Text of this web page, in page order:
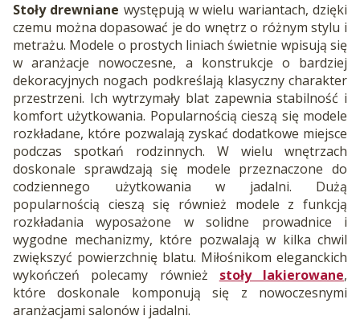
Stoły drewniane występują w wielu wariantach, dzięki
czemu można dopasować je do wnętrz o różnym stylu i
metrażu. Modele o prostych liniach świetnie wpisują się
w aranżacje nowoczesne, a konstrukcje o bardziej
dekoracyjnych nogach podkreślają klasyczny charakter
przestrzeni. Ich wytrzymały blat zapewnia stabilność i
komfort użytkowania. Popularnością cieszą się modele
rozkładane, które pozwalają zyskać dodatkowe miejsce
podczas spotkań rodzinnych. W wielu wnętrzach
doskonale sprawdzają się modele przeznaczone do
codziennego użytkowania w jadalni. Dużą
popularnością cieszą się również modele z funkcją
rozkładania wyposażone w solidne prowadnice i
wygodne mechanizmy, które pozwalają w kilka chwil
zwiększyć powierzchnię blatu. Miłośnikom eleganckich
wykończeń polecamy również stoły lakierowane,
które doskonale komponują się z nowoczesnymi
aranżacjami salonów i jadalni.